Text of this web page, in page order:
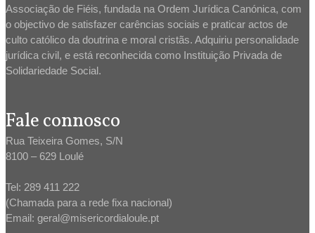
Associação de Fiéis, fundada na Ordem Jurídica Canónica, com
o objectivo de satisfazer carências sociais e praticar actos de
culto católico da doutrina e moral cristãs. Adquiriu personalidade
jurídica civil, e está reconhecida como Instituição Privada de
Solidariedade Social.
Fale connosco
Rua Teixeira Gomes, S/N
8100 – 629 Loulé
Tel: 289 411 222
(Chamada para a rede fixa nacional)
Email: geral@misericordialoule.pt